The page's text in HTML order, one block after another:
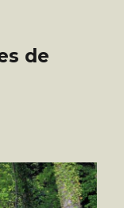
de